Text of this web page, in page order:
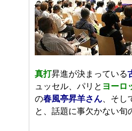
真打昇進が決まっている
ュッセル、パリと ヨーロ
の春風亭昇羊さん、そし
と、話題に事欠かない旬